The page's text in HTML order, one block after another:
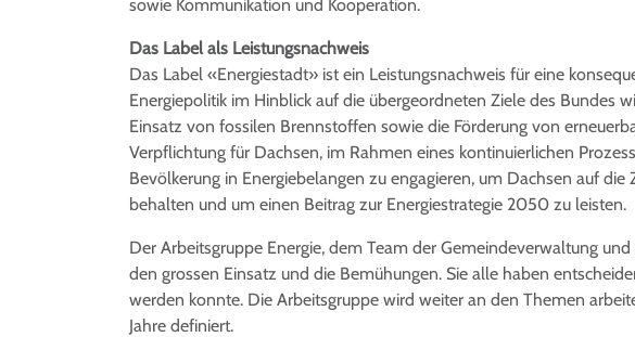
sowie Kommunikation und Kooperation.
Das Label als Leistungsnachweis
Das Label «Energiestadt» ist ein Leistungsnachweis für eine
Energiepolitik im Hinblick auf die übergeordneten Ziele des Bundes
Einsatz von fossilen Brennstoffen sowie die Förderung von
Verpflichtung für Dachsen, im Rahmen eines kontinuierlichen
Bevölkerung in Energiebelangen zu engagieren, um Dachsen auf
behalten und um einen Beitrag zur Energiestrategie 2050 zu leisten.
Der Arbeitsgruppe Energie, dem Team der Gemeindeverwaltung
den grossen Einsatz und die Bemühungen. Sie alle haben
werden konnte. Die Arbeitsgruppe wird weiter an den Themen
Jahre definiert.